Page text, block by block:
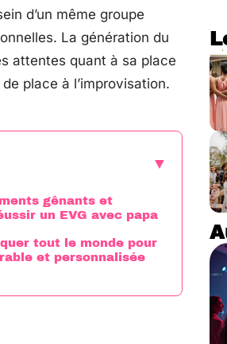
d’un même groupe
La génération du
attentes quant à sa place
place à l’improvisation.
gênants et
un EVG avec papa
tout le monde pour
et personnalisée